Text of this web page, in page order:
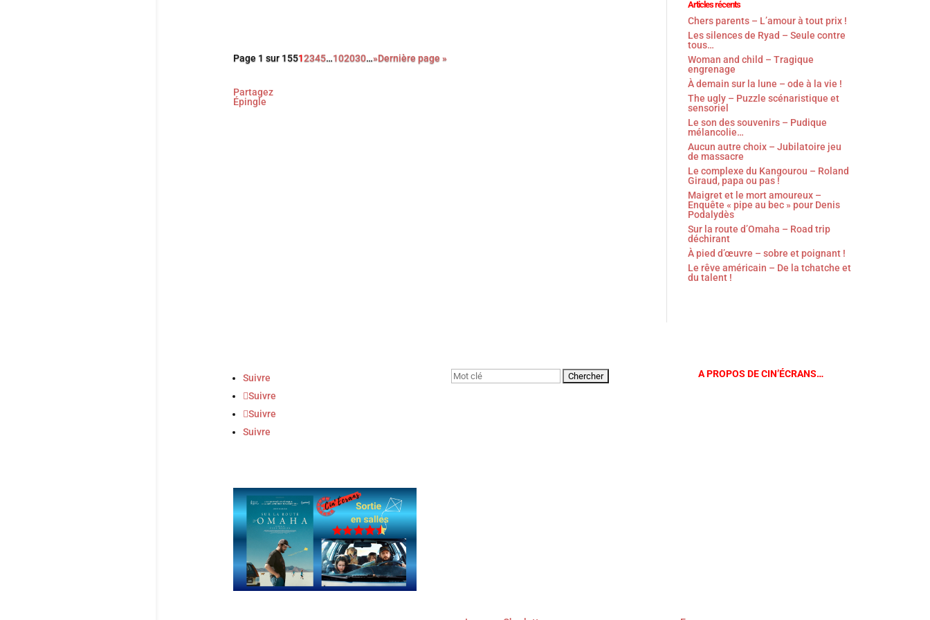
Page 1 sur 15512345…102030…»Dernière page »
Partagez
Épingle
Articles récents
Chers parents – L’amour à tout prix !
Les silences de Ryad – Seule contre
tous…
Woman and child – Tragique
engrenage
À demain sur la lune – ode à la vie !
The ugly – Puzzle scénaristique et
sensoriel
Le son des souvenirs – Pudique
mélancolie…
Aucun autre choix – Jubilatoire jeu
de massacre
Le complexe du Kangourou – Roland
Giraud, papa ou pas !
Maigret et le mort amoureux –
Enquête « pipe au bec » pour Denis
Podalydès
Sur la route d’Omaha – Road trip
déchirant
À pied d’œuvre – sobre et poignant !
Le rêve américain – De la tchatche et
du talent !
Suivre
Suivre
Suivre
Suivre
Rechercher: A PROPOS DE CIN’ÉCRANS…